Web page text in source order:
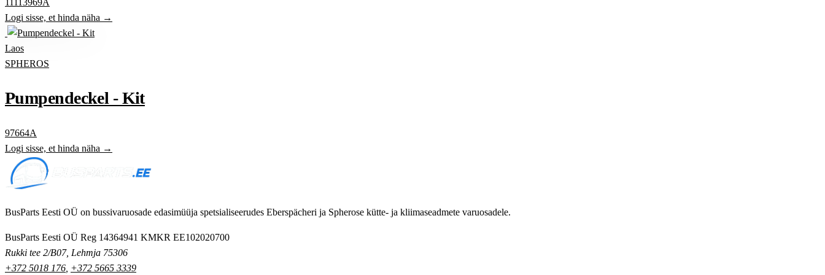
Logi sisse, et hinda näha →
Laos
SPHEROS
Pumpendeckel - Kit
97664A
Logi sisse, et hinda näha →
BusParts Eesti OÜ on bussivaruosade edasimüüja spetsialiseerudes Eberspächeri ja Spherose kütte- ja kliimaseadmete varuosadele.
BusParts Eesti OÜ Reg 14364941 KMKR EE102020700
Rukki tee 2/B07, Lehmja 75306
+372 5018 176 +372 5665 3339